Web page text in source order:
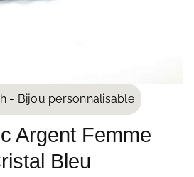
- Bijou personnalisable
Argent Femme
Bleu